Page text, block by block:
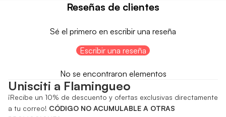
Reseñas de clientes
Sé el primero en escribir una reseña
Escribir una reseña
No se encontraron elementos
Unisciti a Flamingueo
¡Recibe un 10% de descuento y ofertas exclusivas directamente
a tu correo! CÓDIGO NO ACUMULABLE A OTRAS